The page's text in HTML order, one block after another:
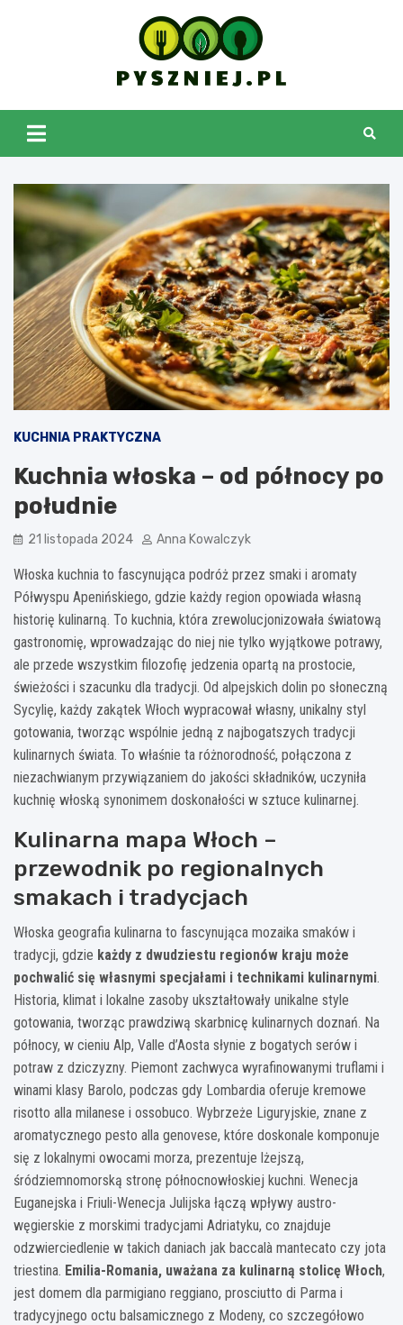
pyszniej.pl
KUCHNIA PRAKTYCZNA
Kuchnia włoska – od północy po
południe
21 listopada 2024 Anna Kowalczyk
Włoska kuchnia to fascynująca podróż przez smaki i aromaty
Półwyspu Apenińskiego, gdzie każdy region opowiada własną
historię kulinarną. To kuchnia, która zrewolucjonizowała światową
gastronomię, wprowadzając do niej nie tylko wyjątkowe potrawy,
ale przede wszystkim filozofię jedzenia opartą na prostocie,
świeżości i szacunku dla tradycji. Od alpejskich dolin po słoneczną
Sycylię, każdy zakątek Włoch wypracował własny, unikalny styl
gotowania, tworząc wspólnie jedną z najbogatszych tradycji
kulinarnych świata. To właśnie ta różnorodność, połączona z
niezachwianym przywiązaniem do jakości składników, uczyniła
kuchnię włoską synonimem doskonałości w sztuce kulinarnej.
Kulinarna mapa Włoch –
przewodnik po regionalnych
smakach i tradycjach
Włoska geografia kulinarna to fascynująca mozaika smaków i
tradycji, gdzie każdy z dwudziestu regionów kraju może
pochwalić się własnymi specjałami i technikami kulinarnymi.
Historia, klimat i lokalne zasoby ukształtowały unikalne style
gotowania, tworząc prawdziwą skarbnicę kulinarnych doznań. Na
północy, w cieniu Alp, Valle d’Aosta słynie z bogatych serów i
potraw z dziczyzny. Piemont zachwyca wyrafinowanymi truflami i
winami klasy Barolo, podczas gdy Lombardia oferuje kremowe
risotto alla milanese i ossobuco. Wybrzeże Liguryjskie, znane z
aromatycznego pesto alla genovese, które doskonale komponuje
się z lokalnymi owocami morza, prezentuje lżejszą,
śródziemnomorską stronę północnowłoskiej kuchni. Wenecja
Euganejska i Friuli-Wenecja Julijska łączą wpływy austro-
węgierskie z morskimi tradycjami Adriatyku, co znajduje
odzwierciedlenie w takich daniach jak baccalà mantecato czy jota
triestina. Emilia-Romania, uważana za kulinarną stolicę Włoch,
jest domem dla parmigiano reggiano, prosciutto di Parma i
tradycyjnego octu balsamicznego z Modeny, co szczegółowo